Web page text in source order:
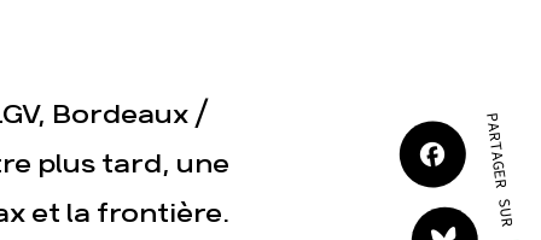
Bordeaux /
plus tard, une
et la frontière.
PARTAGER SUR